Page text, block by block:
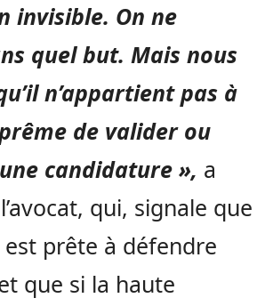
invisible. On ne
quel but. Mais nous
n’appartient pas à
de valider ou
candidature », a
qui, signale que
prête à défendre
que si la haute